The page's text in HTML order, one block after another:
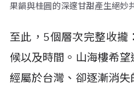
果韻與桂圓的深邃甘甜產生絕妙
至此，5個層次完整收攏
候以及時間。山海樓希
經屬於台灣、卻逐漸消失